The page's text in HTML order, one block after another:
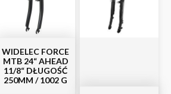
WIDELEC FORCE
MTB 24“ AHEAD
11/8“ DŁUGOŚĆ
250MM / 1002 G